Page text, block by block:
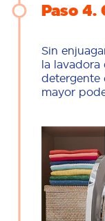
Paso 4
Sin
la lavadora
detergente
mayor